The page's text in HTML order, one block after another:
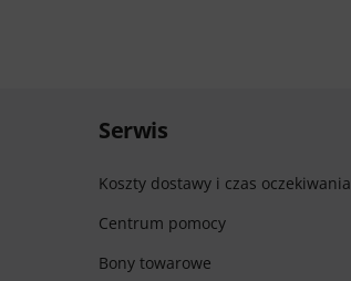
Serwis
Koszty dostawy i czas oczekiwania
Centrum pomocy
Bony towarowe